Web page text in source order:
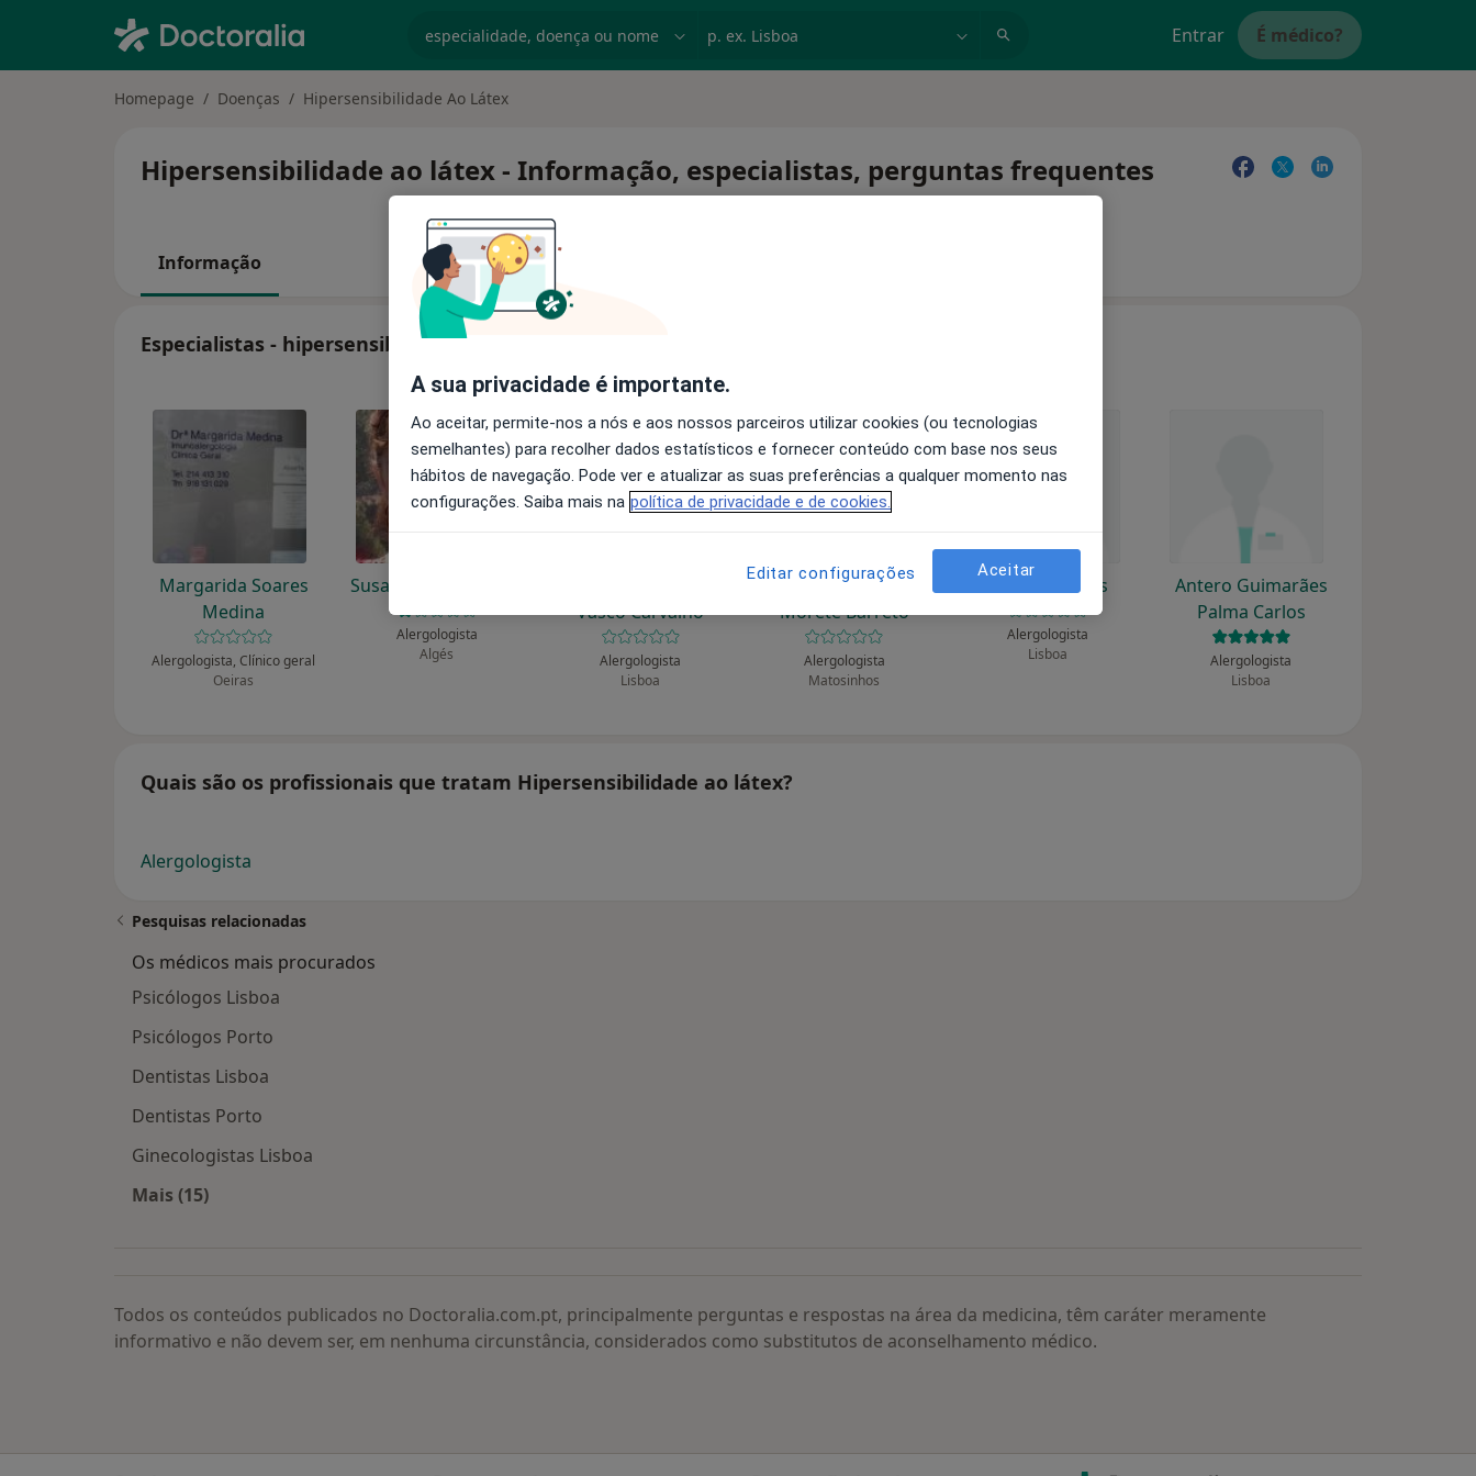
Entrar É médico?
Homepage Doenças Hipersensibilidade Ao Látex
Hipersensibilidade ao látex - Informação, especialistas, perguntas frequentes
Informação
Especialistas - hipersensibilidade ao látex
Margarida Soares
Medina
Alergologista, Clínico geral
Oeiras
Susana Palma Carlos
Alergologista
Algés
Vasco Carvalho
Alergologista
Lisboa
Ana Cristina Ramada
Morête Barreto
Alergologista
Matosinhos
Anabela Lopes
Alergologista
Lisboa
Antero Guimarães
Palma Carlos
Alergologista
Lisboa
Quais são os profissionais que tratam Hipersensibilidade ao látex?
Alergologista
Pesquisas relacionadas
Os médicos mais procurados
Psicólogos Lisboa
Psicólogos Porto
Dentistas Lisboa
Dentistas Porto
Ginecologistas Lisboa
Mais (15)
Todos os conteúdos publicados no Doctoralia.com.pt, principalmente perguntas e respostas na área da medicina, têm caráter meramente
informativo e não devem ser, em nenhuma circunstância, considerados como substitutos de aconselhamento médico.
A sua privacidade é importante.
Ao aceitar, permite-nos a nós e aos nossos parceiros utilizar cookies (ou tecnologias
semelhantes) para recolher dados estatísticos e fornecer conteúdo com base nos seus
hábitos de navegação. Pode ver e atualizar as suas preferências a qualquer momento nas
configurações. Saiba mais na política de privacidade e de cookies.
Editar configurações Aceitar